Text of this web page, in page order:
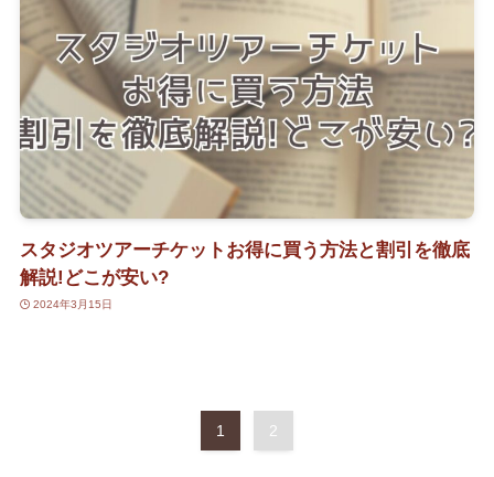
スタジオツアーチケットお得に買う方法と割引を徹底
解説!どこが安い?
2024年3月15日
1 2